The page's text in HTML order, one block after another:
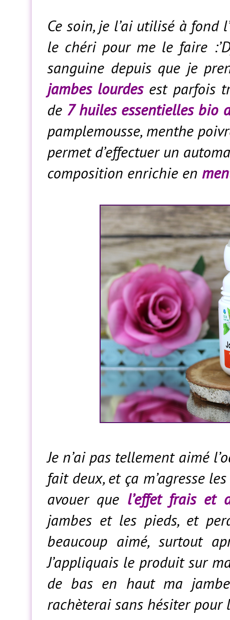
Ce soin, je l’ai utilisé à fond
le chéri pour me le faire
sanguine depuis que je
jambes lourdes est parfois
de 7 huiles essentielles bio
pamplemousse, menthe
permet d’effectuer un
composition enrichie en
Je n’ai pas tellement aimé
fait deux, et ça m’agresse
avouer que l’effet frais et
jambes et les pieds, et
beaucoup aimé, surtout
J’appliquais le produit sur
de bas en haut ma
rachèterai sans hésiter pour